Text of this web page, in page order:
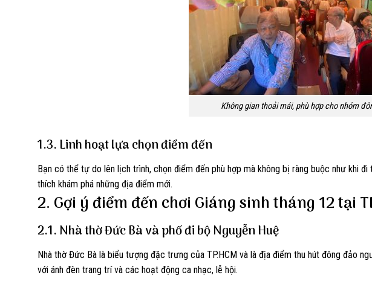
Không gian thoải mái, phù hợp cho nhóm
1.3. Linh hoạt lựa chọn điểm đến
Bạn có thể tự do lên lịch trình, chọn điểm đến phù hợp mà không bị ràng buộc như khi
thích khám phá những địa điểm mới.
2. Gợi ý điểm đến chơi Giáng sinh tháng 12 tại
2.1. Nhà thờ Đức Bà và phố đi bộ Nguyễn Huệ
Nhà thờ Đức Bà là biểu tượng đặc trưng của TP.HCM và là địa điểm thu hút đông đảo
với ánh đèn trang trí và các hoạt động ca nhạc, lễ hội.